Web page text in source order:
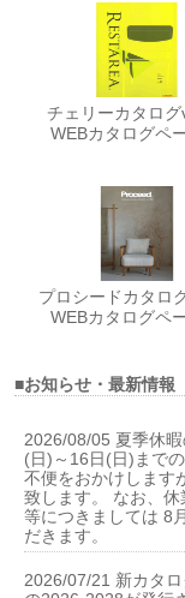
チェリーカタロ
WEBカタログペ
プロシードカタロ
WEBカタログペ
■お知らせ・最新情報